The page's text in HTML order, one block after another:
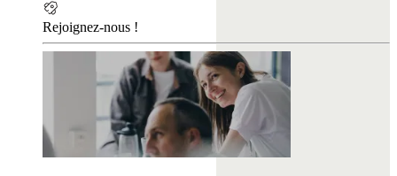
Rejoignez-nous !